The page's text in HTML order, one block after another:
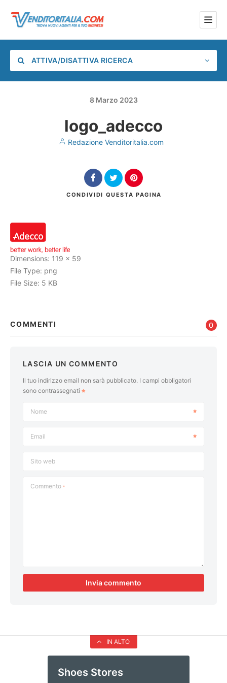
ATTIVA/DISATTIVA RICERCA
8 Marzo 2023
logo_adecco
Redazione Venditoritalia.com
CONDIVIDI QUESTA PAGINA
Dimensions: 119 x 59
File Type: png
File Size: 5 KB
COMMENTI 0
LASCIA UN COMMENTO
Il tuo indirizzo email non sarà pubblicato. I campi obbligatori
sono contrassegnati
Nome
Email
Sito web
Commento *
IN ALTO
Shoes Stores